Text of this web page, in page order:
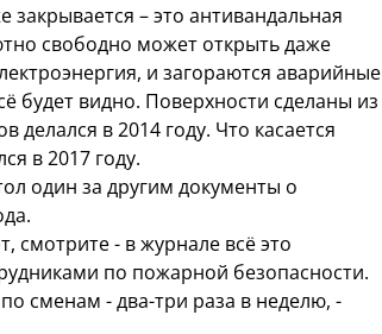
– это антивандальная
свободно может открыть даже
и загораются аварийные
будет видно. Поверхности сделаны из
в 2014 году. Что касается
в 2017 году.
один за другим документы о
смотрите - в журнале всё это
по пожарной безопасности.
сменам - два-три раза в неделю, -